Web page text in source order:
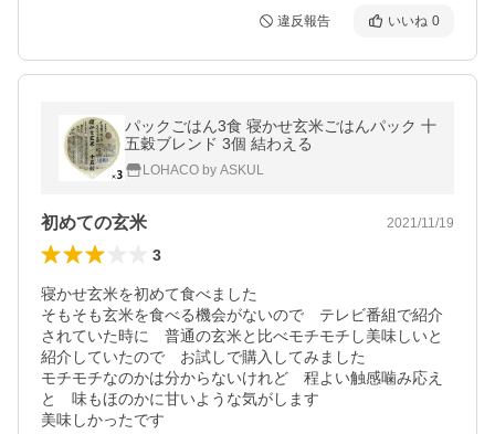
違反報告 いいね 0
パックごはん3食 寝かせ玄米ごはんパック 十
五穀ブレンド 3個 結わえる
LOHACO by ASKUL
初めての玄米 2021/11/19
3
寝かせ玄米を初めて食べました
そもそも玄米を食べる機会がないので　テレビ番組で紹介
されていた時に　普通の玄米と比べモチモチし美味しいと
紹介していたので　お試しで購入してみました
モチモチなのかは分からないけれど　程よい触感噛み応え
と　味もほのかに甘いような気がします
美味しかったです